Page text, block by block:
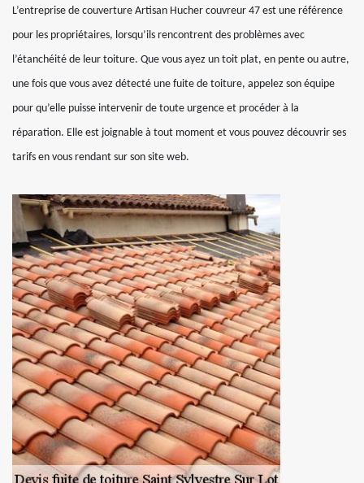
L’entreprise de couverture Artisan Hucher couvreur 47 est une référence
pour les propriétaires, lorsqu’ils rencontrent des problèmes avec
l’étanchéité de leur toiture. Que vous ayez un toit plat, en pente ou autre,
une fois que vous avez détecté une fuite de toiture, appelez son équipe
pour qu’elle puisse intervenir de toute urgence et procéder à la
réparation. Elle est joignable à tout moment et vous pouvez découvrir ses
tarifs en vous rendant sur son site web.